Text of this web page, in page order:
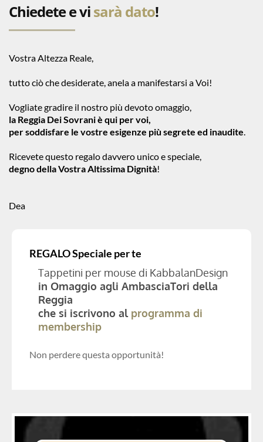
Chiedete e visarà dato!
Vostra Altezza Reale,
tutto ciò che desiderate, anela a manifestarsi a Voi!
Vogliate gradire il nostro più devoto omaggio,
la Reggia Dei Sovrani è qui per voi,
per soddisfare le vostre esigenze più segrete ed inaudite
Ricevete questo regalo davvero unico e speciale,
degno della Vostra Altissima Dignità!
Dea
REGALO Speciale per te
Tappetini per mouse di KabbalanDesign
in Omaggio agli AmbasciaTori della
Reggia
che si iscrivono al programma di
membership
Non perdere questa opportunità!